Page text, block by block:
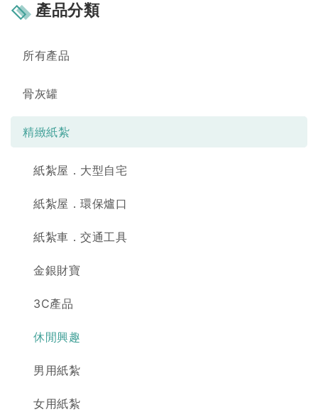
產品分類
所有產品
骨灰罐
精緻紙紮
紙紮屋．大型自宅
紙紮屋．環保爐口
紙紮車．交通工具
金銀財寶
3C產品
休閒興趣
男用紙紮
女用紙紮